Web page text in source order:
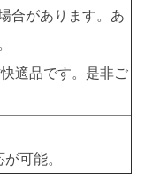
合があります。あ
適品です。是非ご
可能。